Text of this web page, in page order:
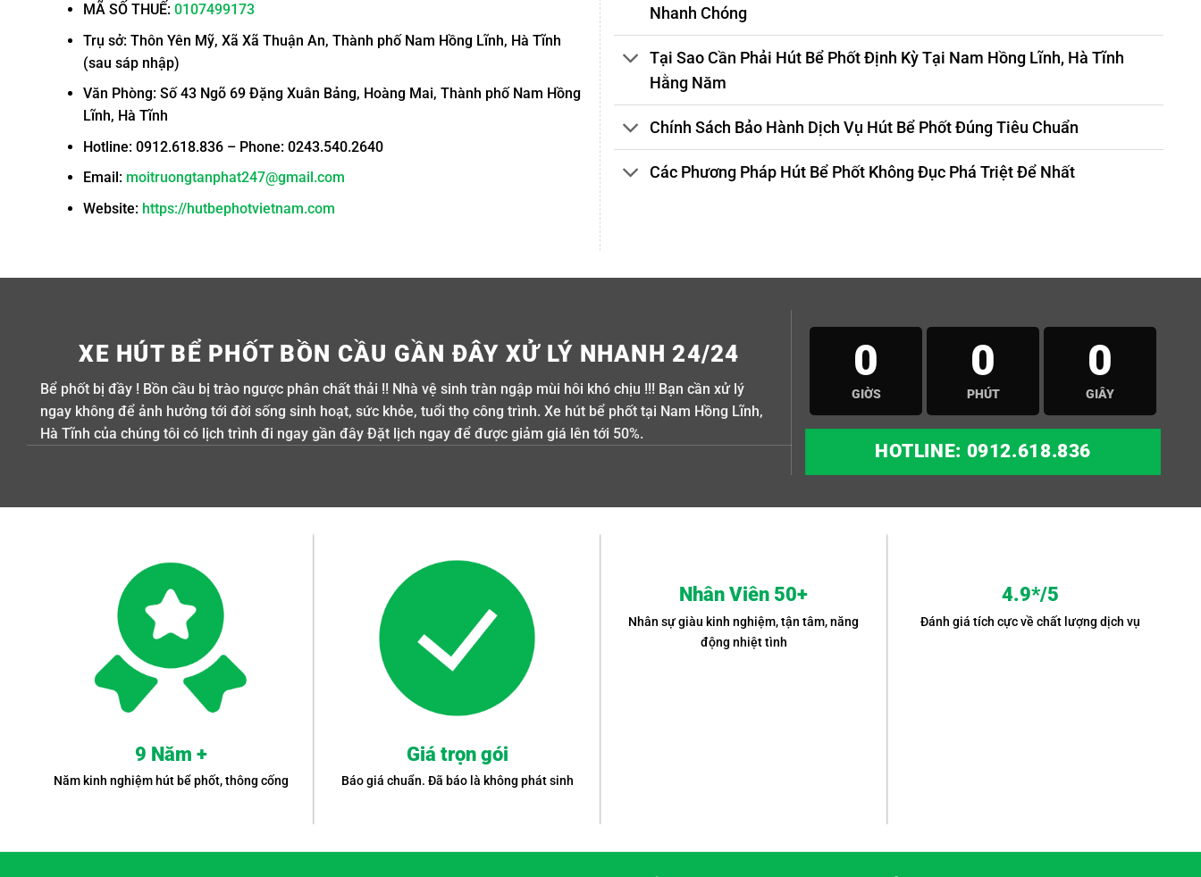
MÃ SỐ THUẾ: 0107499173
Trụ sở: Thôn Yên Mỹ, Xã Xã Thuận An, Thành phố Nam Hồng Lĩnh, Hà Tĩnh
(sau sáp nhập)
Văn Phòng: Số 43 Ngõ 69 Đặng Xuân Bảng, Hoàng Mai, Thành phố Nam Hồng
Lĩnh, Hà Tĩnh
Hotline: 0912.618.836 – Phone: 0243.540.2640
Email: moitruongtanphat247@gmail.com
Website: https://hutbephotvietnam.com
Nhanh Chóng
Tại Sao Cần Phải Hút Bể Phốt Định Kỳ Tại Nam Hồng Lĩnh, Hà Tĩnh
Hằng Năm
Chính Sách Bảo Hành Dịch Vụ Hút Bể Phốt Đúng Tiêu Chuẩn
Các Phương Pháp Hút Bể Phốt Không Đục Phá Triệt Để Nhất
XE HÚT BỂ PHỐT BỒN CẦU GẦN ĐÂY XỬ LÝ NHANH 24/24
Bể phốt bị đầy ! Bồn cầu bị trào ngược phân chất thải !! Nhà vệ sinh tràn ngập mùi hôi khó chịu !!! Bạn cần xử lý
ngay không để ảnh hưởng tới đời sống sinh hoạt, sức khỏe, tuổi thọ công trình. Xe hút bể phốt tại Nam Hồng Lĩnh,
Hà Tĩnh của chúng tôi có lịch trình đi ngay gần đây Đặt lịch ngay để được giảm giá lên tới 50%.
0
GIỜS
0
PHÚT
0
GIÂY
HOTLINE: 0912.618.836
9 Năm +
Năm kinh nghiệm hút bể phốt, thông cống
Giá trọn gói
Báo giá chuẩn. Đã báo là không phát sinh
Nhân Viên 50+
Nhân sự giàu kinh nghiệm, tận tâm, năng
động nhiệt tình
4.9*/5
Đánh giá tích cực về chất lượng dịch vụ